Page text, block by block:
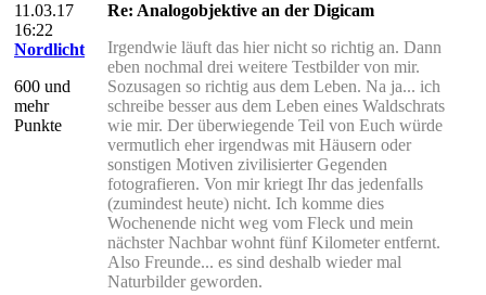
11.03.17
16:22
Nordlicht
600 und
mehr
Punkte
Re: Analogobjektive an der Digicam
Irgendwie läuft das hier nicht so richtig an. Dann
eben nochmal drei weitere Testbilder von mir.
Sozusagen so richtig aus dem Leben. Na ja... ich
schreibe besser aus dem Leben eines Waldschrats
wie mir. Der überwiegende Teil von Euch würde
vermutlich eher irgendwas mit Häusern oder
sonstigen Motiven zivilisierter Gegenden
fotografieren. Von mir kriegt Ihr das jedenfalls
(zumindest heute) nicht. Ich komme dies
Wochenende nicht weg vom Fleck und mein
nächster Nachbar wohnt fünf Kilometer entfernt.
Also Freunde... es sind deshalb wieder mal
Naturbilder geworden.